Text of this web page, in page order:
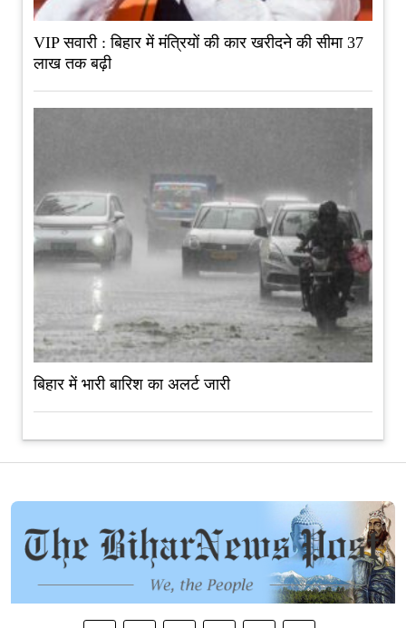
VIP सवारी : बिहार में मंत्रियों की कार खरीदने की सीमा 37
लाख तक बढ़ी
बिहार में भारी बारिश का अलर्ट जारी